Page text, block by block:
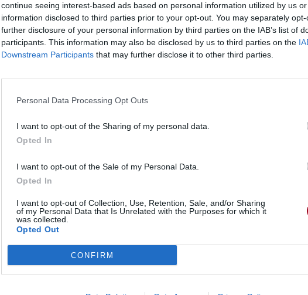
continue seeing interest-based ads based on personal information utilized by us
information disclosed to third parties prior to your opt-out. You may separately
further disclosure of your personal information by third parties on the IAB’s list of
participants. This information may also be disclosed by us to third parties on the
Downstream Participants that may further disclose it to other third parties.
Personal Data Processing Opt Outs
I want to opt-out of the Sharing of my personal data.
Opted In
I want to opt-out of the Sale of my Personal Data.
Opted In
I want to opt-out of Collection, Use, Retention, Sale, and/or Sharing
of my Personal Data that Is Unrelated with the Purposes for which it
was collected.
Opted Out
CONFIRM